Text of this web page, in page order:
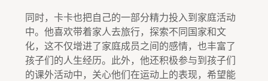
同时，卡卡也把自己的一部分精力投入到家庭活动
中。他喜欢带着家人去旅行，探索不同国家和文
化，这不仅增进了家庭成员之间的感情，也丰富了
孩子们的人生经历。此外，他还积极参与到孩子们
的课外活动中，关心他们在运动上的表现，希望能